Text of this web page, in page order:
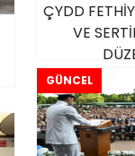
ÇYDD
VE
GÜNCEL